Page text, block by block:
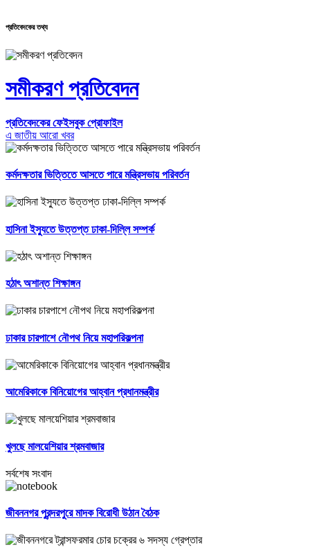
প্রতিবেদকের তথ্য
সমীকরণ প্রতিবেদন
প্রতিবেদকের ফেইসবুক প্রোফাইল
এ জাতীয় আরো খবর
কর্মদক্ষতার ভিত্তিতে আসতে পারে মন্ত্রিসভায় পরিবর্তন
হাসিনা ইস্যুতে উত্তপ্ত ঢাকা-দিল্লি সম্পর্ক
হঠাৎ অশান্ত শিক্ষাঙ্গন
ঢাকার চারপাশে নৌপথ নিয়ে মহাপরিকল্পনা
আমেরিকাকে বিনিয়োগের আহ্বান প্রধানমন্ত্রীর
খুলছে মালয়েশিয়ার শ্রমবাজার
সর্বশেষ সংবাদ
জীবননগর পুরন্দরপুরে মাদক বিরোধী উঠান বৈঠক